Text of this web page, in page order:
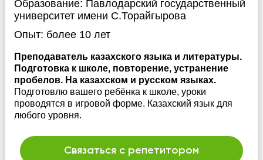
Образование: Павлодарский государственный
университет имени С.Торайгырова
Опыт: более 10 лет
Преподаватель казахского языка и литературы.
Подготовка к школе, повторение, устранение
пробелов. На казахском и русском языках.
Подготовлю вашего ребёнка к школе, уроки
проводятся в игровой форме. Казахский язык для
любого уровня.
Связаться с репетитором